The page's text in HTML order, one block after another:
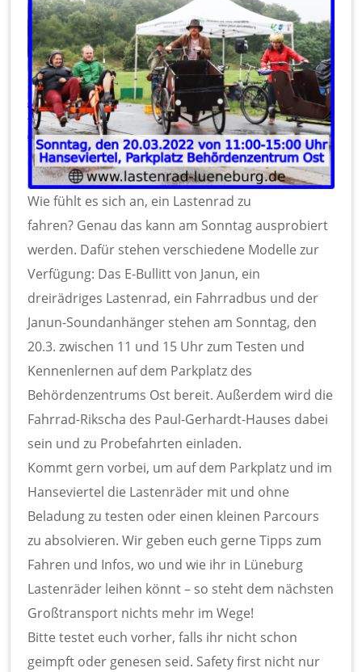
Wie fühlt es sich an, ein Lastenrad zu
fahren? Genau das kann am Sonntag ausprobiert
werden. Dafür stehen verschiedene Modelle zur
Verfügung: Das E-Bullitt von Janun, ein
dreirädriges Lastenrad, ein Fahrradbus und der
Janun-Soundanhänger stehen am Sonntag, den
20.3. zwischen 11 und 15 Uhr zum Testen und
Kennenlernen auf dem Parkplatz des
Behördenzentrums Ost bereit. Außerdem wird die
Fahrrad-Rikscha des Paul-Gerhardt-Hauses dabei
sein und zu Probefahrten einladen.
Kommt gern vorbei, um auf dem Parkplatz und im
Hanseviertel die Lastenräder mit und ohne
Beladung zu testen oder einen kleinen Parcours
zu absolvieren. Wir geben euch gerne Tipps zum
Fahren und Infos, wo und wie ihr in Lüneburg
Lastenräder leihen könnt – so steht dem nächsten
Großtransport nichts mehr im Wege!
Bitte testet euch vorher, falls ihr nicht schon
geimpft oder genesen seid. Safety first nicht nur